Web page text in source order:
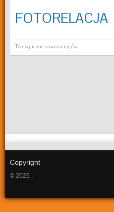
FOTORELACJA
Ten wpis nie zawiera tagów
Copyright
© 2026 .